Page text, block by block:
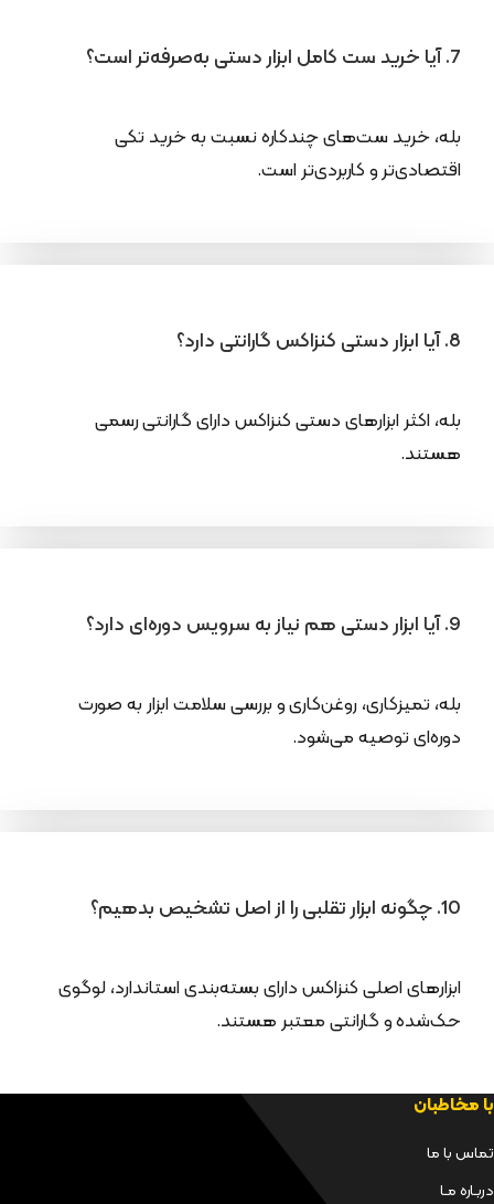
7. آیا خرید ست کامل ابزار دستی به‌صرفه‌تر است؟
بله، خرید ست‌های چندکاره نسبت به خرید تکی
اقتصادی‌تر و کاربردی‌تر است.
8. آیا ابزار دستی کنزاکس گارانتی دارد؟
بله، اکثر ابزارهای دستی کنزاکس دارای گارانتی رسمی
هستند.
9. آیا ابزار دستی هم نیاز به سرویس دوره‌ای دارد؟
بله، تمیزکاری، روغن‌کاری و بررسی سلامت ابزار به صورت
دوره‌ای توصیه می‌شود.
10. چگونه ابزار تقلبی را از اصل تشخیص بدهیم؟
ابزارهای اصلی کنزاکس دارای بسته‌بندی استاندارد، لوگوی
حک‌شده و گارانتی معتبر هستند.
با مخاطبان
تماس با ما
دربـاره مـا